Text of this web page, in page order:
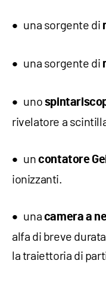
una sorgente di
una sorgente di
uno
rivelatore a
uncontatore
ionizzanti.
una camera a
alfa di breve
la traiettoria di